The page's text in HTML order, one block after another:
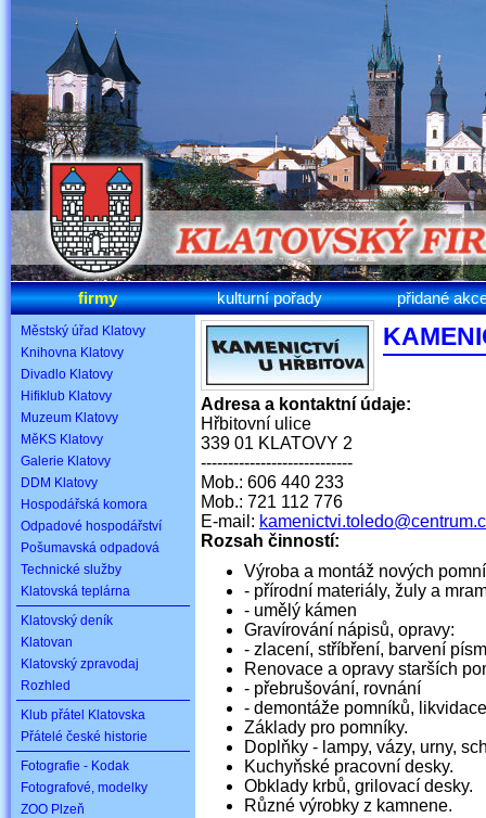
firmy kulturní pořady přidané
Městský úřad Klatovy
Knihovna Klatovy
Divadlo Klatovy
Hifiklub Klatovy
Muzeum Klatovy
MěKS Klatovy
Galerie Klatovy
DDM Klatovy
Hospodářská komora
Odpadové hospodářství
Pošumavská odpadová
Technické služby
Klatovská teplárna
Klatovský deník
Klatovan
Klatovský zpravodaj
Rozhled
Klub přátel Klatovska
Přátelé české historie
Fotografie - Kodak
Fotografové, modelky
ZOO Plzeň
Adresa a kontaktní údaje:
Hřbitovní ulice
339 01 KLATOVY 2
----------------------------
Mob.: 606 440 233
Mob.: 721 112 776
E-mail:
Rozsah činností:
Výroba a montáž nových
- přírodní materiály, žuly a
- umělý kámen
Gravírování nápisů, opravy:
- zlacení, stříbření, barvení
Renovace a opravy starších
- přebrušování, rovnání
- demontáže pomníků, likvidace
Základy pro pomníky.
Doplňky - lampy, vázy, urny,
Kuchyňské pracovní desky.
Obklady krbů, grilovací desky.
Různé výrobky z kamnene.